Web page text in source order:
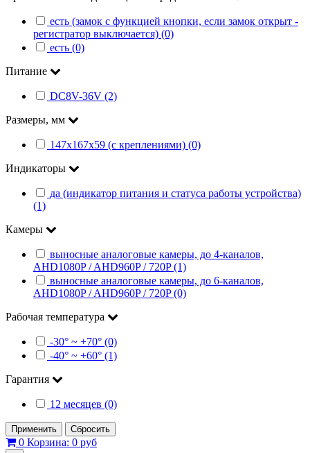
есть (замок с функцией кнопки, если замок открыт -
регистратор выключается) (0)
есть (0)
Питание
DC8V-36V (2)
Размеры, мм
147х167х59 (с креплениями) (0)
Индикаторы
да (индикатор питания и статуса работы устройства)
(1)
Камеры
выносные аналоговые камеры, до 4-каналов,
AHD1080P / AHD960P / 720P (1)
выносные аналоговые камеры, до 6-каналов,
AHD1080P / AHD960P / 720P (0)
Рабочая температура
-30° ~ +70° (0)
-40° ~ +60° (1)
Гарантия
12 месяцев (0)
Применить Сбросить
0 Корзина: 0 руб